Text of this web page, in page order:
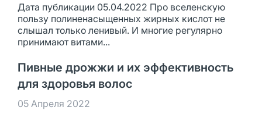
Дата публикации 05.04.2022 Про вселенскую
пользу полиненасыщенных жирных кислот не
слышал только ленивый. И многие регулярно
принимают витами...
Пивные дрожжи и их эффективность
для здоровья волос
05 Апреля 2022